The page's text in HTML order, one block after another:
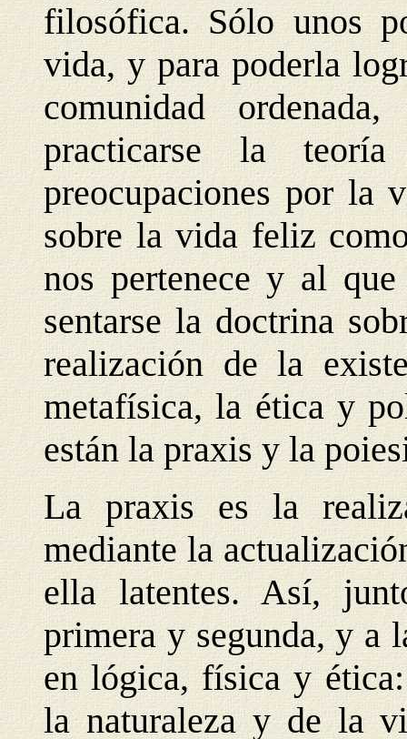
filosófica. Sólo unos
vida, y para poderla
comunidad
practicarse la
preocupaciones por la
sobre la vida feliz
nos pertenece y al que
sentarse la doctrina
realización de la
metafísica, la ética y
están la praxis y la
La praxis es la
mediante la
ella latentes. Así,
primera y segunda, y a
en lógica, física y
la naturaleza y de la